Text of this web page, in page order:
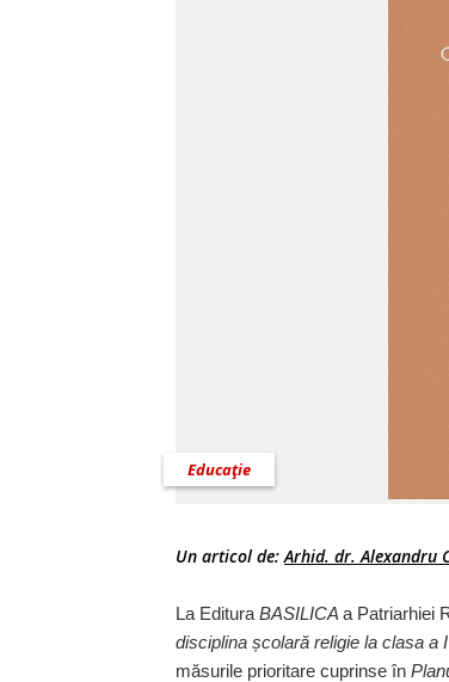
Educaţie
Un articol de:Arhid. dr. Alexandru
La Editura BASILICA a Patriarhiei
disciplina școlară religie la clasa a
măsurile prioritare cuprinse în